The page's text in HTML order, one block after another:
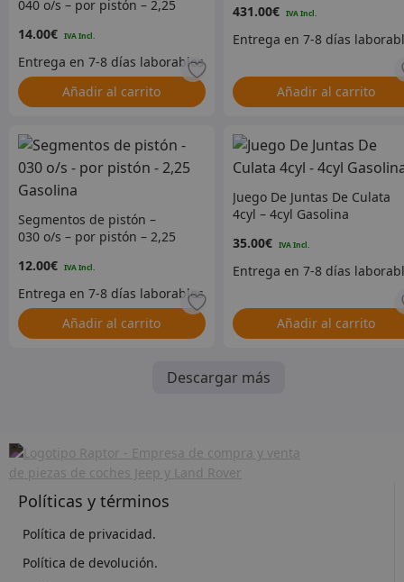
040 o/s – por pistón – 2,25
14.00€
Añadir al carrito
431.00€
Añadir al carrito
Segmentos de pistón –
030 o/s – por pistón – 2,25
12.00€
Añadir al carrito
Juego De Juntas De Culata
4cyl – 4cyl Gasolina
35.00€
Añadir al carrito
Descargar más
Políticas y términos
Política de privacidad.
Política de devolución.